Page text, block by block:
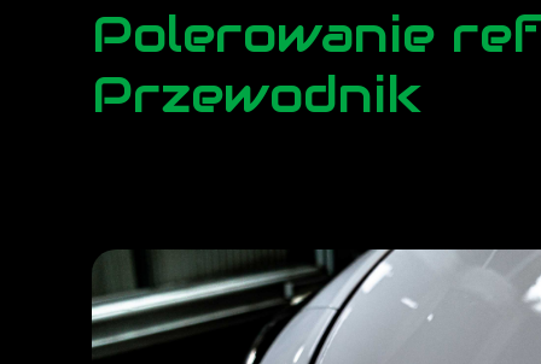
Polerowanie
Przewodnik